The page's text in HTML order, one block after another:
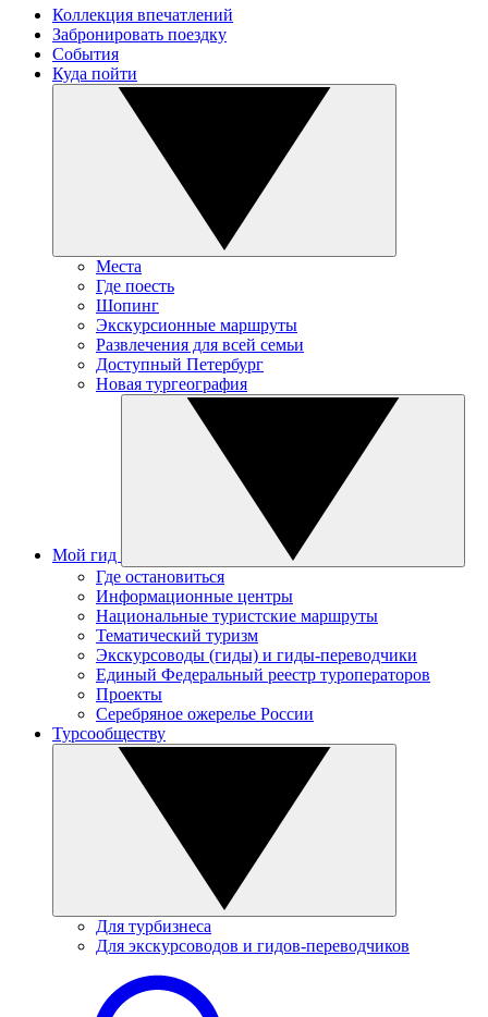
Коллекция впечатлений
Забронировать поездку
События
Куда пойти
Места
Где поесть
Шопинг
Экскурсионные маршруты
Развлечения для всей семьи
Доступный Петербург
Новая тургеография
Мой гид
Где остановиться
Информационные центры
Национальные туристские маршруты
Тематический туризм
Экскурсоводы (гиды) и гиды-переводчики
Единый Федеральный реестр туроператоров
Проекты
Серебряное ожерелье России
Турсообществу
Для турбизнеса
Для экскурсоводов и гидов-переводчиков